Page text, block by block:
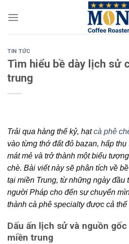
TIN TỨC
Tìm hiểu bề dày lịch sử
trung
Trải qua hàng thế kỷ, hạtcà phê
vào từng thớ đất đỏ bazan, hấp
mát mẻ và trở thành một biểu
chè. Bài viết này sẽ phân tích về
tại miền Trung, từ những ngày đầu
người Pháp cho đến sự chuyển
thành cà phê specialtyđược cả thế
Dấu ấn lịch sử và nguồn
miền trung